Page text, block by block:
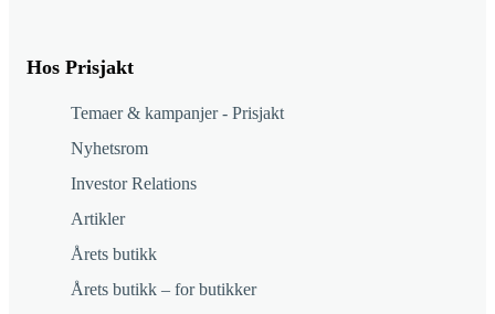
Hos Prisjakt
Temaer & kampanjer - Prisjakt
Nyhetsrom
Investor Relations
Artikler
Årets butikk
Årets butikk – for butikker